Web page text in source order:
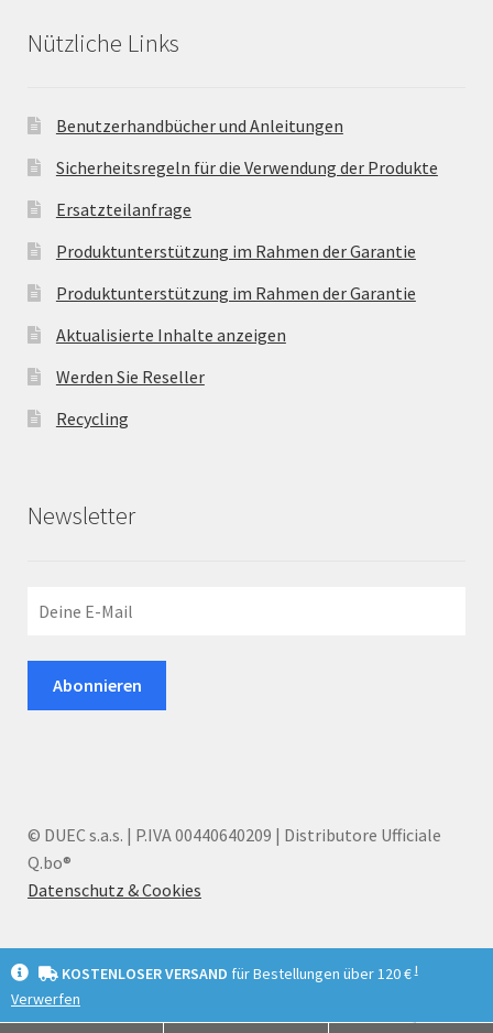
Nützliche Links
Benutzerhandbücher und Anleitungen
Sicherheitsregeln für die Verwendung der Produkte
Ersatzteilanfrage
Produktunterstützung im Rahmen der Garantie
Produktunterstützung im Rahmen der Garantie
Aktualisierte Inhalte anzeigen
Werden Sie Reseller
Recycling
Newsletter
© DUEC s.a.s. | P.IVA 00440640209 | Distributore Ufficiale
Q.bo®
Datenschutz & Cookies
KOSTENLOSER VERSAND für Bestellungen über 120 €I
Verwerfen